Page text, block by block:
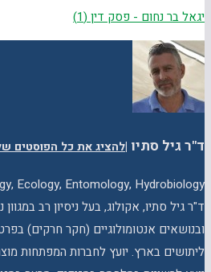
יגאל בר נחום - פסק דין (1)
ד"ר גיל סתיו |להציג את כל הפוסטים
Ecology, Entomology, Hydrobiology
ד"ר גיל סתיו, אקולוג, בעל ניסיון רב
ובנושאים אנטומולוגיים (חקר חרקים)
ליתושים בארץ. יועץ לחברות המפתחות